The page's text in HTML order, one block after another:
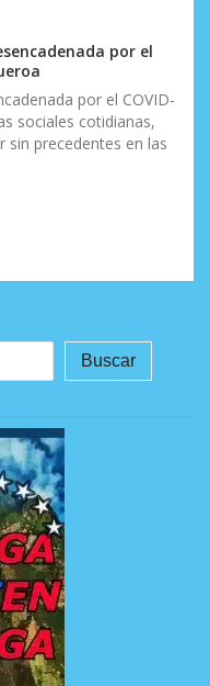
por el
por el COVID-
sociales cotidianas,
precedentes en las
Buscar